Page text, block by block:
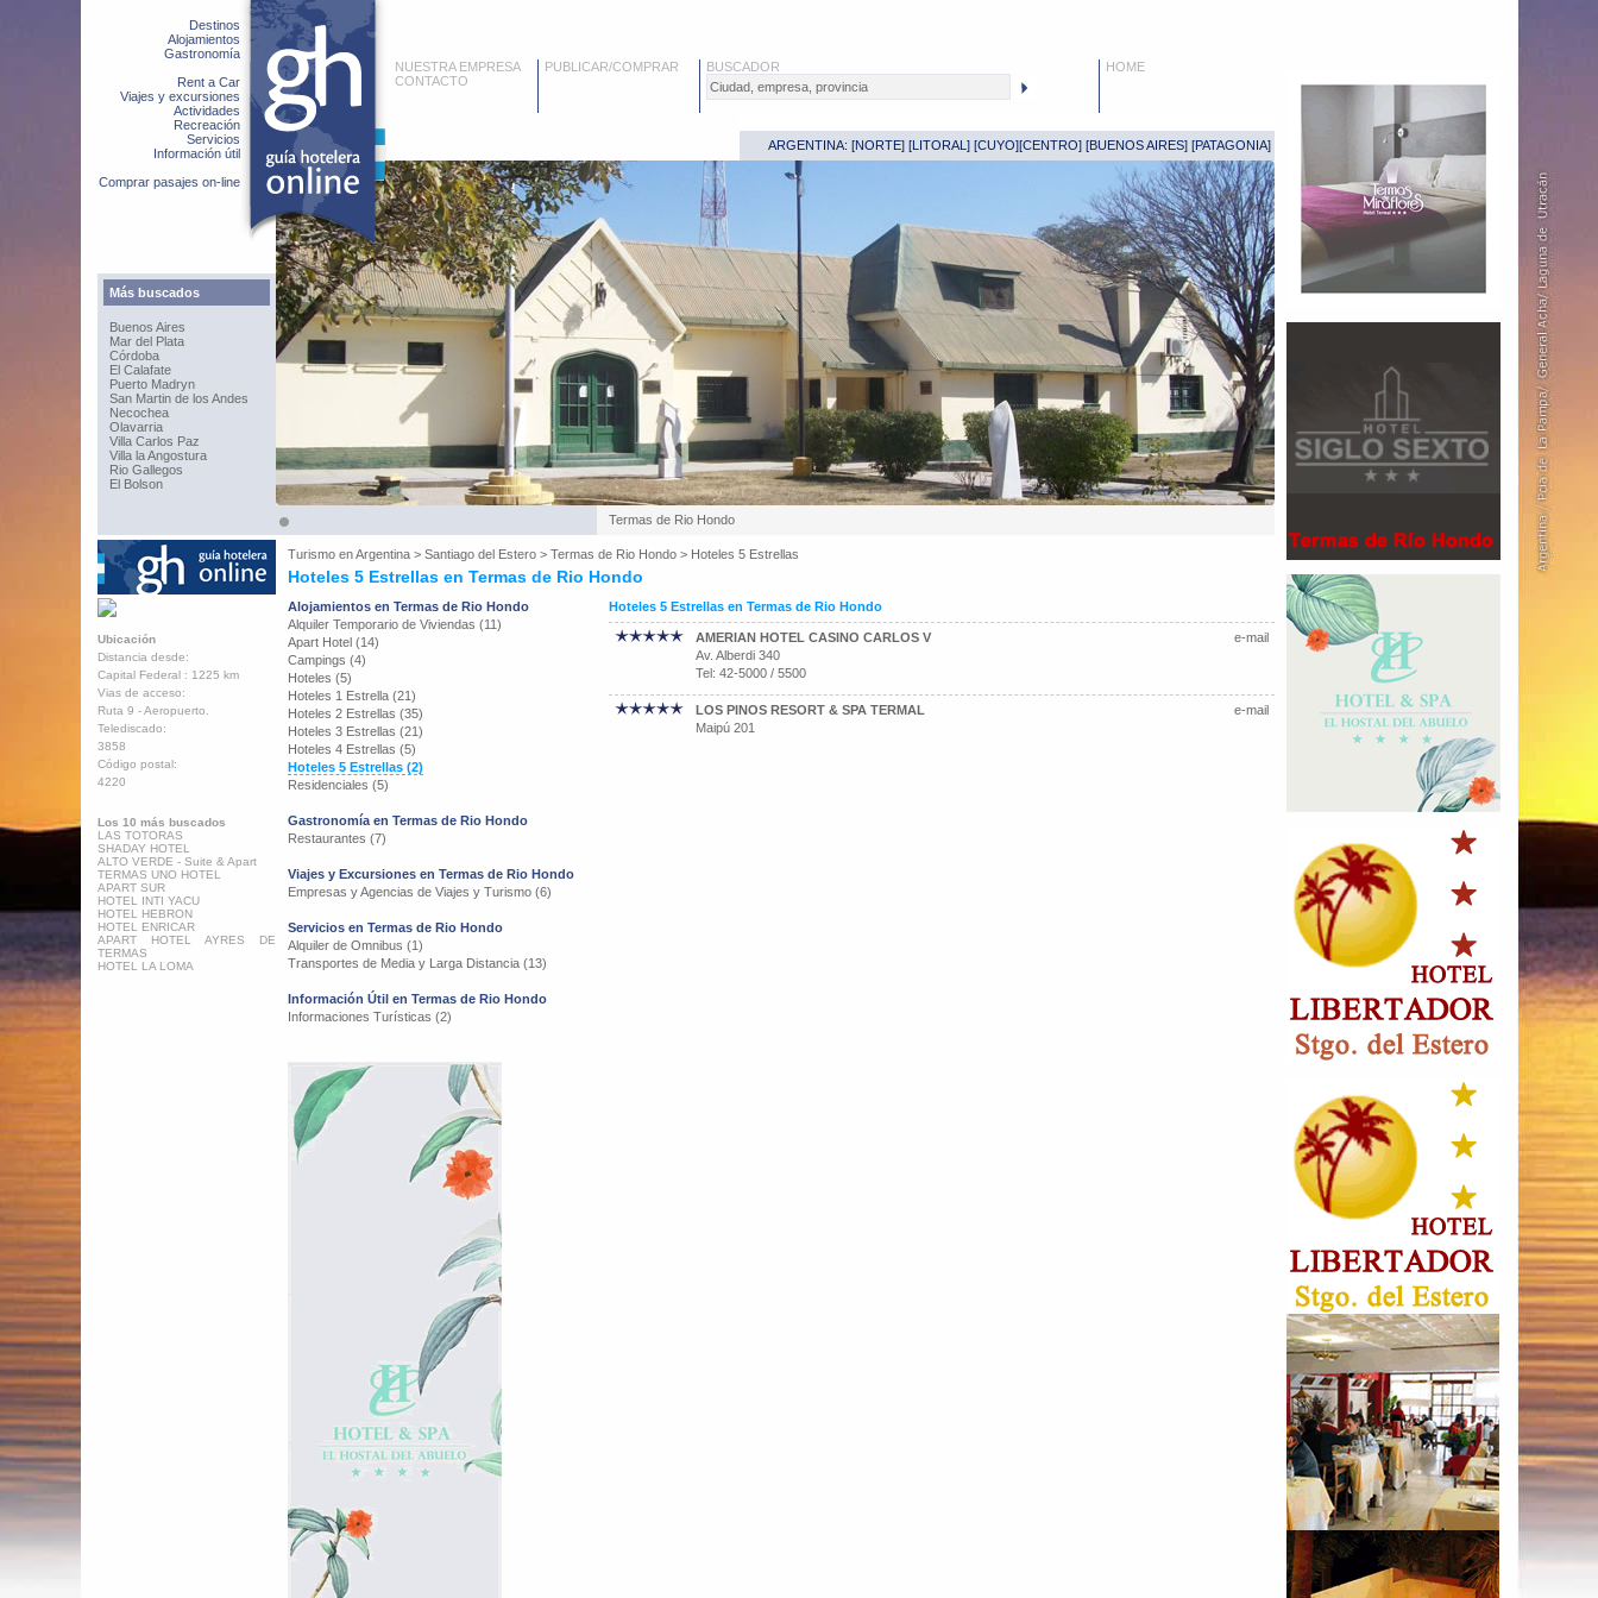
Destinos
Alojamientos
Gastronomía
Rent a Car
Viajes y excursiones
Actividades
Recreación
Servicios
Información útil
Comprar pasajes on-line
Más buscados
Buenos Aires
Mar del Plata
Córdoba
El Calafate
Puerto Madryn
San Martin de los Andes
Necochea
Olavarria
Villa Carlos Paz
Villa la Angostura
Rio Gallegos
El Bolson
NUESTRA EMPRESA
CONTACTO
PUBLICAR/COMPRAR BUSCADOR HOME
ARGENTINA: [NORTE] [LITORAL ] [CUYO][CENTRO] [BUENOS AIRES] [PATAGONIA]
Termas de Rio Hondo
Turismo enArgentina > Santiago del Estero > Termas de Rio Hondo > Hoteles 5 Estrellas
Hoteles 5 Estrellas en Termas de Rio Hondo
Ubicación
Distancia desde:
Capital Federal : 1225 km
Vias de acceso:
Ruta 9 - Aeropuerto.
Telediscado:
3858
Código postal:
4220
Los 10 más buscados
LAS TOTORAS
SHADAY HOTEL
ALTO VERDE - Suite & Apart
TERMAS UNO HOTEL
APART SUR
HOTEL INTI YACU
HOTEL HEBRON
HOTEL ENRICAR
APART HOTEL AYRES DE
TERMAS
HOTEL LA LOMA
Alojamientos en Termas de Rio Hondo
Alquiler Temporario de Viviendas (11)
Apart Hotel (14)
Campings (4)
Hoteles (5)
Hoteles 1 Estrella (21)
Hoteles 2 Estrellas (35)
Hoteles 3 Estrellas (21)
Hoteles 4 Estrellas (5)
Hoteles 5 Estrellas (2)
Residenciales (5)
Gastronomía en Termas de Rio Hondo
Restaurantes (7)
Viajes y Excursiones en Termas de Rio Hondo
Empresas y Agencias de Viajes y Turismo (6)
Servicios en Termas de Rio Hondo
Alquiler de Omnibus (1)
Transportes de Media y Larga Distancia (13)
Información Útil en Termas de Rio Hondo
Informaciones Turísticas (2)
Hoteles 5 Estrellas en Termas de Rio Hondo
e-mail
AMERIAN HOTEL CASINO CARLOS V
Av. Alberdi 340
Tel: 42-5000 / 5500
e-mail
LOS PINOS RESORT & SPA TERMAL
Maipú 201